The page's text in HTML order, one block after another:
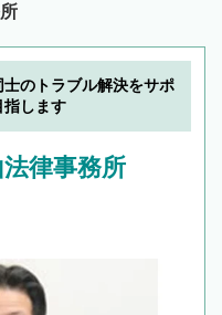
士のトラブル解決をサポ
指します
律事務所